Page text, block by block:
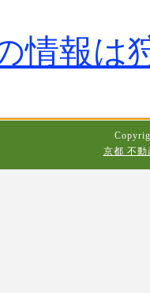
情報は
京都 不動